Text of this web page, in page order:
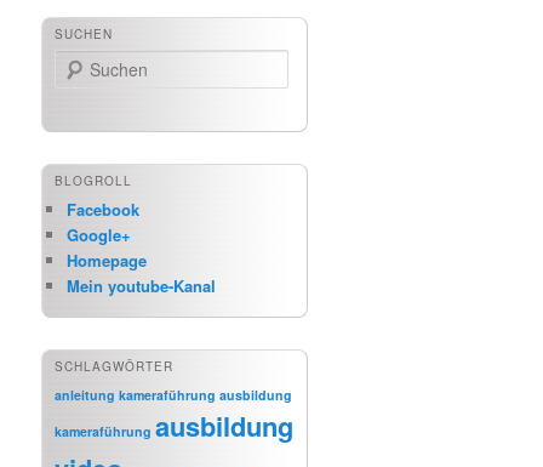
SUCHEN
Suchen
BLOGROLL
Facebook
Google+
Homepage
Mein youtube-Kanal
SCHLAGWÖRTER
anleitung kameraführung ausbildung
kameraführung ausbildung